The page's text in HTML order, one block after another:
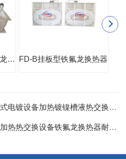
FD四方形浸入式铁氟龙换热器 FD-B挂板型铁氟龙换热器
上一条：全自动垂直升降式电镀设备加热镀镍槽液热交换四氟换热器
下一条：电泳槽电泳设备加热热交换设备铁氟龙换热器耐腐蚀